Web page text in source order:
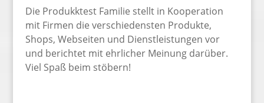
Die Produkktest Familie stellt in Kooperation
mit Firmen die verschiedensten Produkte,
Shops, Webseiten und Dienstleistungen vor
und berichtet mit ehrlicher Meinung darüber.
Viel Spaß beim stöbern!